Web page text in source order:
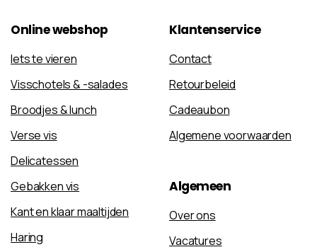
Onlinewebshop
Iets te vieren
Visschotels & -salades
Broodjes & lunch
Verse vis
Delicatessen
Gebakken vis
Kant en klaar maaltijden
Haring
Klantenservice
Contact
Retourbeleid
Cadeaubon
Algemene voorwaarden
Algemeen
Over ons
Vacatures